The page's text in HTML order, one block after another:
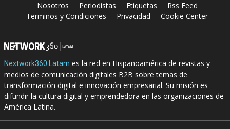
Nosotros Periodistas Etiquetas
Rss Feed
Terminos y Condiciones
Privacidad Cookie Center
Nextwork360 Latam es la red en Hispanoamérica de revistas y
medios de comunicación digitales B2B sobre temas de
transformación digital e innovación empresarial. Su misión es
difundir la cultura digital y emprendedora en las organizaciones de
América Latina.